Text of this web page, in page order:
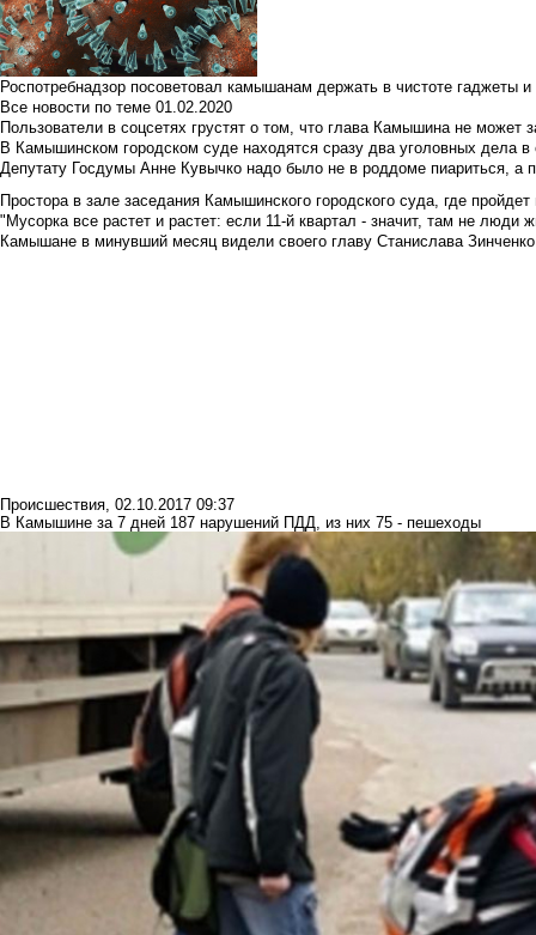
Роспотребнадзор посоветовал камышанам держать в чистоте гаджеты
Все новости по теме 01.02.2020
Пользователи в соцсетях грустят о том, что глава Камышина не может
В Камышинском городском суде находятся сразу два уголовных дела
Депутату Госдумы Анне Кувычко надо было не в роддоме пиариться, а
Простора в зале заседания Камышинского городского суда, где
"Мусорка все растет и растет: если 11-й квартал - значит, там не люди
Камышане в минувший месяц видели своего главу Станислава Зинченко
Происшествия, 02.10.2017 09:37
В Камышине за 7 дней 187 нарушений ПДД, из них 75 - пешеходы